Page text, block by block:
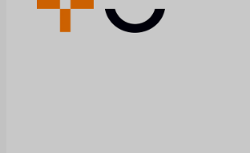
dei prezzi dei